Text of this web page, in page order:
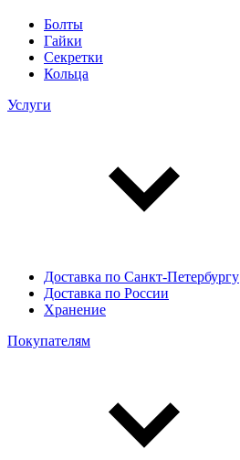
Болты
Гайки
Секретки
Кольца
Услуги
Доставка по Санкт-Петербургу
Доставка по России
Хранение
Покупателям